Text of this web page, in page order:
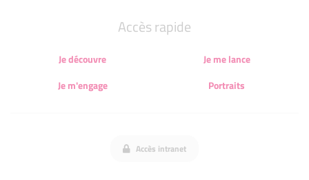
Accès rapide
Je découvre
Je me lance
Je m'engage
Portraits
Accès intranet